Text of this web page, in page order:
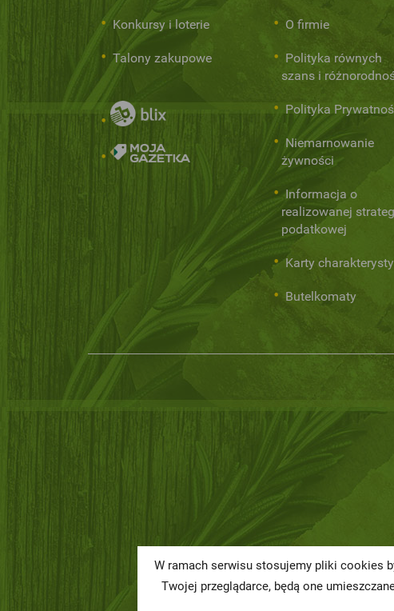
Konkursy i loterie
Talony zakupowe
O firmie
Polityka równych
szans i
Polityka
Niemarnowanie
żywności
Informacja o
realizowanej
podatkowej
Karty
Butelkomaty
W ramach serwisu stosujemy pliki cookies
Twojej przeglądarce, będą one